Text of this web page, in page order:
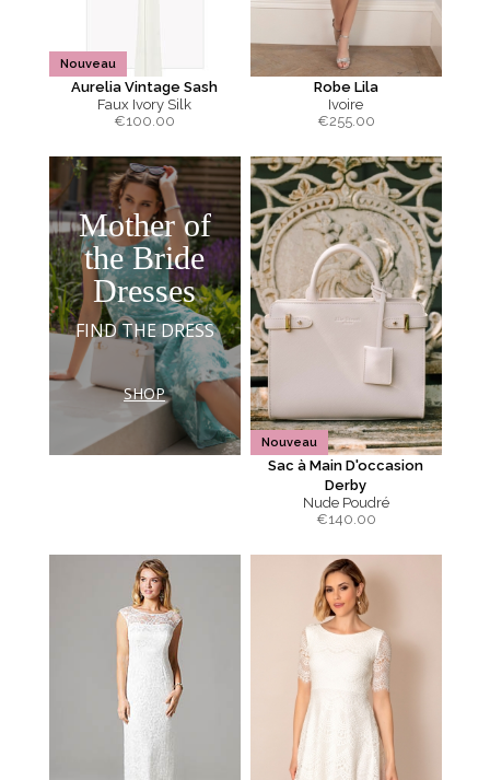
Nouveau
Aurelia Vintage Sash
Faux Ivory Silk
€100.00
Robe Lila
Ivoire
€255.00
Mother of
the Bride
Dresses
FIND THE DRESS
SHOP
Nouveau
Sac à Main D'occasion
Derby
Nude Poudré
€140.00